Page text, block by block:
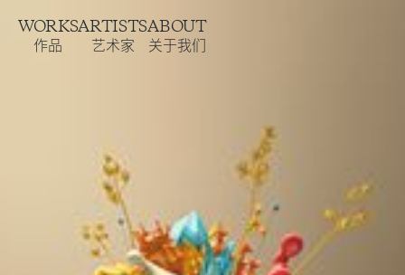
WORKS
作品
ARTISTS
艺术家
ABOUT
关于我们